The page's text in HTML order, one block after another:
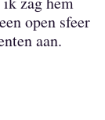
open sfeer
aan.